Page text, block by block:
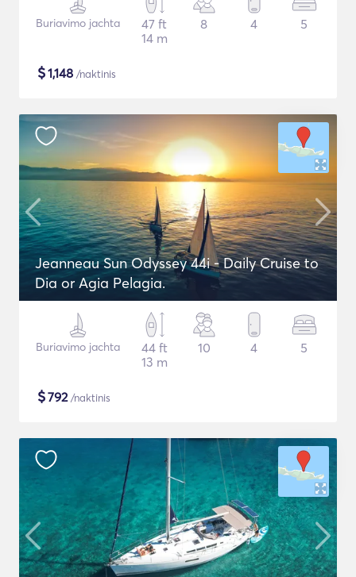
Buriavimo jachta
47 ft
14 m
8 4 5
$1,148 /naktinis
Jeanneau Sun Odyssey 44i - Daily Cruise to
Dia or Agia Pelagia.
Buriavimo jachta
44 ft
13 m
10 4 5
$792/naktinis